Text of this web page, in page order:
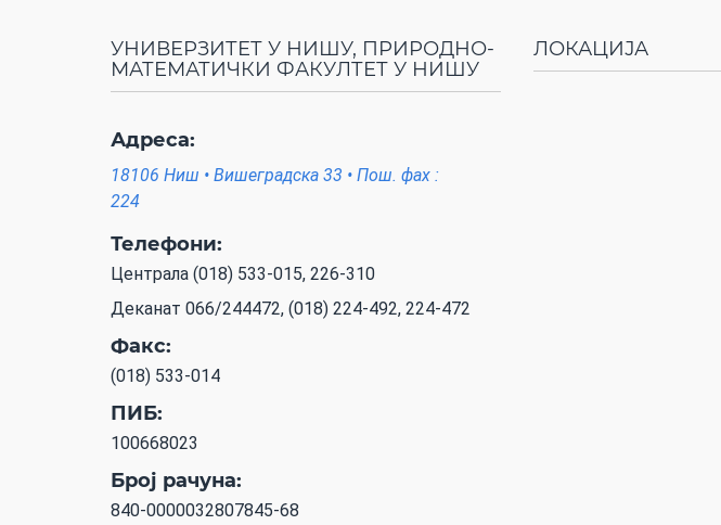
УНИВЕРЗИТЕТ У НИШУ, ПРИРОДНО-
МАТЕМАТИЧКИ ФАКУЛТЕТ У НИШУ
Адреса:
18106 Ниш • Вишеградска 33 • Пош. фах :
224
Телефони:
Централа (018) 533-015, 226-310
Деканат 066/244472, (018) 224-492, 224-472
Факс:
(018) 533-014
ПИБ:
100668023
Број рачуна:
840-0000032807845-68
ЛОКАЦИЈА